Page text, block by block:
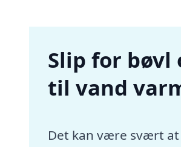
Slip for
til vand
Det kan være svært